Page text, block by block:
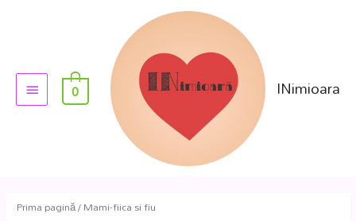
INimioara
0
Prima pagină/ Mami-fiica si fiu